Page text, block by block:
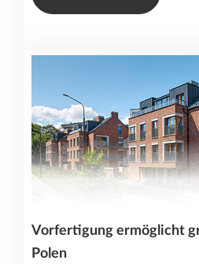
Vorfertigung ermöglicht
Polen